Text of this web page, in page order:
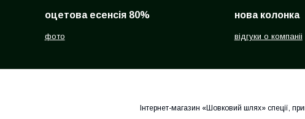
оцетова есенсія 80%
фото
нова колонка
відгуки о компаніі